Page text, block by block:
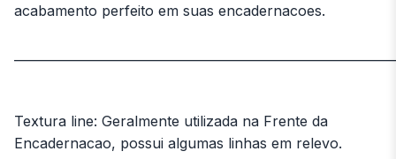
acabamento perfeito em suas encadernacoes.
Textura line: Geralmente utilizada na Frente da
Encadernacao, possui algumas linhas em relevo.